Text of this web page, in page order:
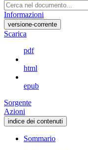
Informazioni
versione-corrente
Scarica
pdf
html
epub
Sorgente
Azioni
indice dei contenuti
Sommario